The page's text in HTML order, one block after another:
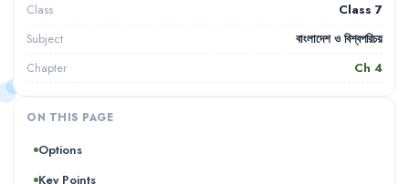
Class Class 7
Subject বাংলাদেশ ও বিশ্বপরিচয়
Chapter Ch 4
ON THIS PAGE
Options
Key Points